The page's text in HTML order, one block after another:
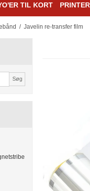
TIL KORT
/ Javelin re-transfer film
Søg